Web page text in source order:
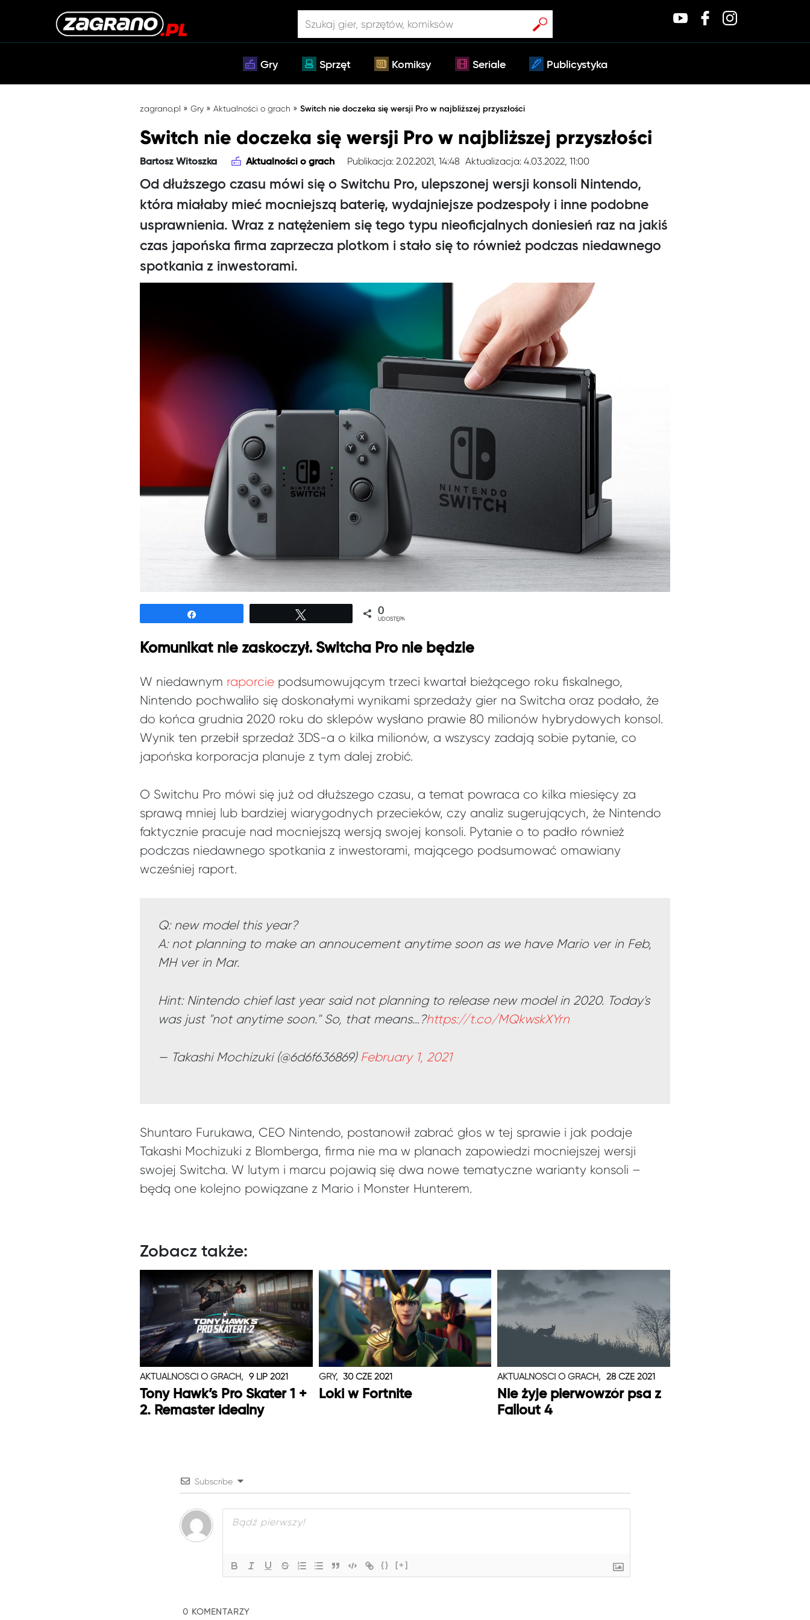
Gry Sprzęt Komiksy Seriale Publicystyka
zagrano.pl » Gry » Aktualności o grach » Switch nie doczeka się wersji Pro w najbliższej przyszłości
Switch nie doczeka się wersji Pro w najbliższej przyszłości
Bartosz Witoszka Aktualności o grach Publikacja: 2.02.2021, 14:48 Aktualizacja: 4.03.2022, 11:00
Od dłuższego czasu mówi się o Switchu Pro, ulepszonej wersji konsoli Nintendo,
która miałaby mieć mocniejszą baterię, wydajniejsze podzespoły i inne podobne
usprawnienia. Wraz z natężeniem się tego typu nieoficjalnych doniesień raz na jakiś
czas japońska firma zaprzecza plotkom i stało się to również podczas niedawnego
spotkania z inwestorami.
0
UDOSTĘPNIEŃ
Komunikat nie zaskoczył. Switcha Pro nie będzie
W niedawnym raporcie podsumowującym trzeci kwartał bieżącego roku fiskalnego,
Nintendo pochwaliło się doskonałymi wynikami sprzedaży gier na Switcha oraz podało, że
do końca grudnia 2020 roku do sklepów wysłano prawie 80 milionów hybrydowych konsol.
Wynik ten przebił sprzedaż 3DS-a o kilka milionów, a wszyscy zadają sobie pytanie, co
japońska korporacja planuje z tym dalej zrobić.
O Switchu Pro mówi się już od dłuższego czasu, a temat powraca co kilka miesięcy za
sprawą mniej lub bardziej wiarygodnych przecieków, czy analiz sugerujących, że Nintendo
faktycznie pracuje nad mocniejszą wersją swojej konsoli. Pytanie o to padło również
podczas niedawnego spotkania z inwestorami, mającego podsumować omawiany
wcześniej raport.
Q: new model this year?
A: not planning to make an annoucement anytime soon as we have Mario ver in Feb,
MH ver in Mar.
Hint: Nintendo chief last year said not planning to release new model in 2020. Today's
was just "not anytime soon." So, that means…?https://t.co/MQkwskXYrn
— Takashi Mochizuki (@6d6f636869) February 1, 2021
Shuntaro Furukawa, CEO Nintendo, postanowił zabrać głos w tej sprawie i jak podaje
Takashi Mochizuki z Blomberga, firma nie ma w planach zapowiedzi mocniejszej wersji
swojej Switcha. W lutym i marcu pojawią się dwa nowe tematyczne warianty konsoli –
będą one kolejno powiązane z Mario i Monster Hunterem.
Zobacz także:
AKTUALNOŚCI O GRACH, 9 LIP 2021
Tony Hawk’s Pro Skater 1 +
2. Remaster idealny
GRY, 30 CZE 2021
Loki w Fortnite
AKTUALNOŚCI O GRACH, 28 CZE 2021
Nie żyje pierwowzór psa z
Fallout 4
Subscribe
{} [+]
0 KOMENTARZY